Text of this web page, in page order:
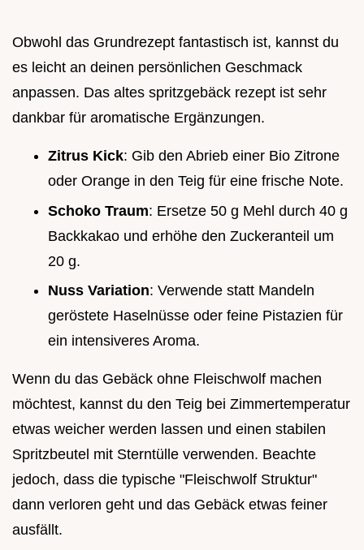
Obwohl das Grundrezept fantastisch ist, kannst du
es leicht an deinen persönlichen Geschmack
anpassen. Das altes spritzgebäck rezept ist sehr
dankbar für aromatische Ergänzungen.
Zitrus Kick: Gib den Abrieb einer Bio Zitrone
oder Orange in den Teig für eine frische Note.
Schoko Traum: Ersetze 50 g Mehl durch 40 g
Backkakao und erhöhe den Zuckeranteil um
20 g.
Nuss Variation: Verwende statt Mandeln
geröstete Haselnüsse oder feine Pistazien für
ein intensiveres Aroma.
Wenn du das Gebäck ohne Fleischwolf machen
möchtest, kannst du den Teig bei Zimmertemperatur
etwas weicher werden lassen und einen stabilen
Spritzbeutel mit Sterntülle verwenden. Beachte
jedoch, dass die typische "Fleischwolf Struktur"
dann verloren geht und das Gebäck etwas feiner
ausfällt.